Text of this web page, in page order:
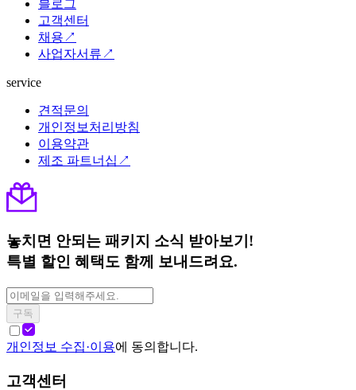
블로그
고객센터
채용↗
사업자서류↗
service
견적문의
개인정보처리방침
이용약관
제조 파트너십↗
놓치면 안되는 패키지 소식 받아보기!
특별 할인 혜택도 함께 보내드려요.
구독
개인정보 수집·이용에 동의합니다.
고객센터